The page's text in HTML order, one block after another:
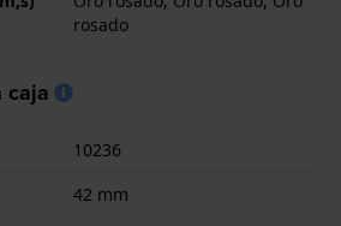
rosado
caja
10236
42 mm